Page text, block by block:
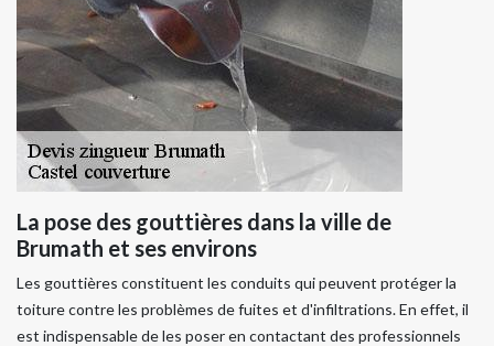
La pose des gouttières dans la ville de
Brumath et ses environs
Les gouttières constituent les conduits qui peuvent protéger la
toiture contre les problèmes de fuites et d'infiltrations. En effet, il
est indispensable de les poser en contactant des professionnels